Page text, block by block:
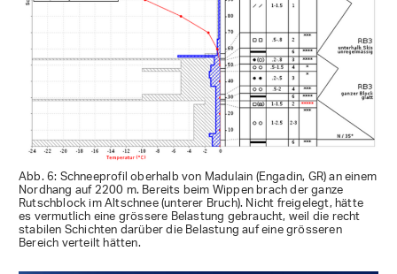
Abb. 6: Schneeprofil oberhalb von Madulain (Engadin, GR) an einem
Nordhang auf 2200 m. Bereits beim Wippen brach der ganze
Rutschblock im Altschnee (unterer Bruch). Nicht freigelegt, hätte
es vermutlich eine grössere Belastung gebraucht, weil die recht
stabilen Schichten darüber die Belastung auf eine grösseren
Bereich verteilt hätten.